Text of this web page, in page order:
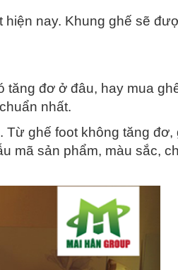
hiện nay. Khung ghế sẽ
tăng đơ ở đâu, hay mua
nhất.
Từ ghế foot không tăng đơ,
mã sản phẩm, màu sắc,